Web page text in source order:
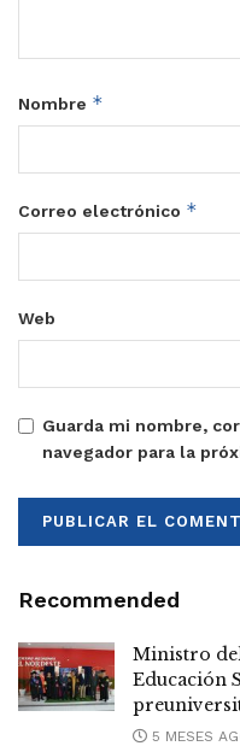
Nombre *
Correo electrónico *
Web
Guarda mi nombre,
navegador para la
Recommended
Ministro
Educación
5 MESES